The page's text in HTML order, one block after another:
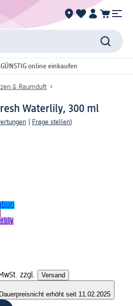
online einkaufen
& Raumduft
Waterlily, 300 ml
Frage stellen)
zzgl. Versand
nicht erhöht seit 11.02.2025